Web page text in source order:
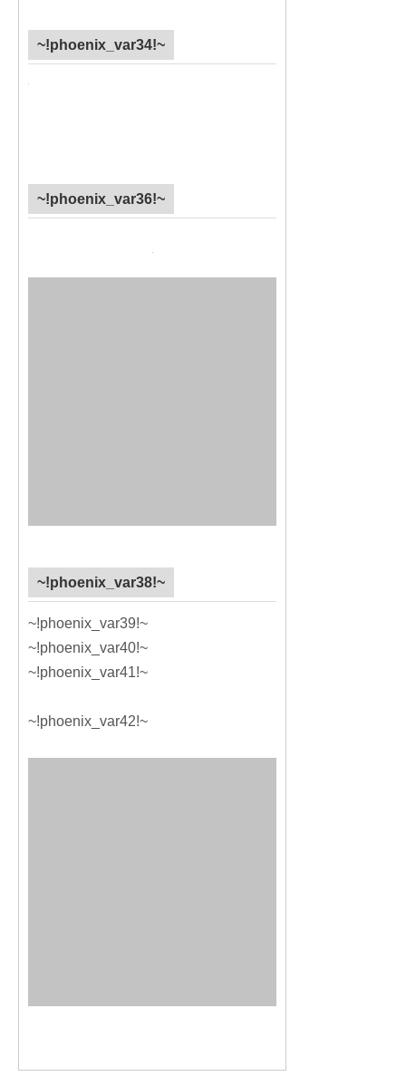
~!phoenix_var34!~
~!phoenix_var36!~
~!phoenix_var38!~
~!phoenix_var39!~
~!phoenix_var40!~
~!phoenix_var41!~
~!phoenix_var42!~